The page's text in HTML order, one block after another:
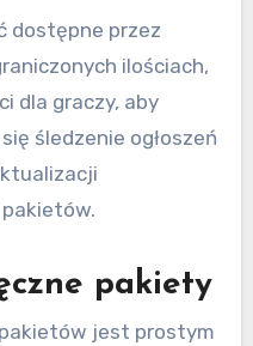
dostępne przez
ilościach,
dla graczy, aby
śledzenie ogłoszeń
pakiety
jest prostym